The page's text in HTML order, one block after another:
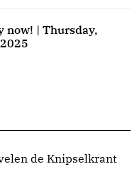
now! | Thursday,
de Knipselkrant